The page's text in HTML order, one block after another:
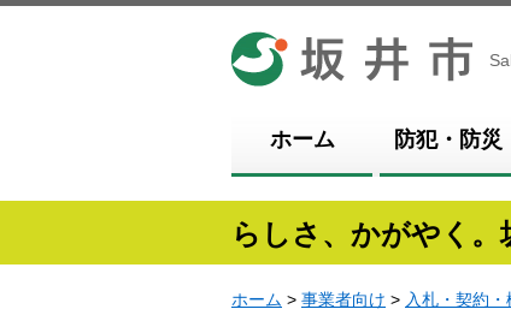
坂井市
ホーム 防犯・防災
らしさ、かがやく。
ホーム > 事業者向け > 入札・契約・